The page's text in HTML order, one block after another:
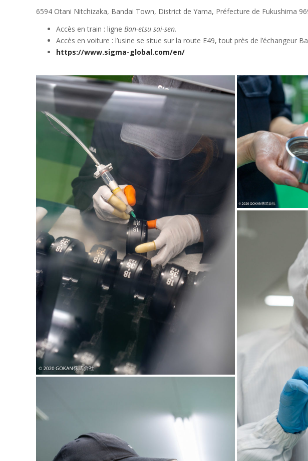
6594 Otani Nitchizaka, Bandai Town, District de Yama, Préfecture de Fukushima
Accès en train : ligne Ban-etsu sai-sen.
Accès en voiture : l’usine se situe sur la route E49, tout près de l’échangeur
https://www.sigma-global.com/en/